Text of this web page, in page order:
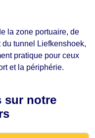
la zone portuaire, de
du tunnel Liefkenshoek,
pratique pour ceux
et la périphérie.
sur notre